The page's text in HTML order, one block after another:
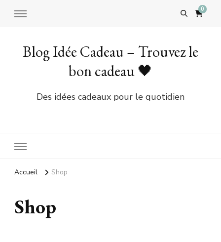
0
Blog Idée Cadeau – Trouvez le
bon cadeau 🖤
Des idées cadeaux pour le quotidien
Accueil Shop
Shop